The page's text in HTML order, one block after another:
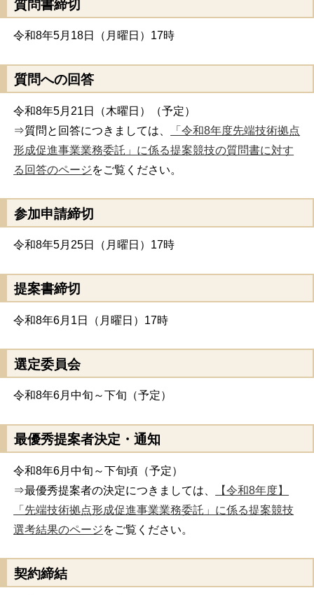
質問書締切
令和8年5月18日（月曜日）17時
質問への回答
令和8年5月21日（木曜日）（予定）
⇒質問と回答につきましては、
「令和8年度先端技術拠点
形成促進事業業務委託」に係る提案競技の質問書に対す
る回答のページをご覧ください。
参加申請締切
令和8年5月25日（月曜日）17時
提案書締切
令和8年6月1日（月曜日）17時
選定委員会
令和8年6月中旬～下旬（予定）
最優秀提案者決定・通知
令和8年6月中旬～下旬頃（予定）
⇒最優秀提案者の決定につきましては、
【令和8年度】
「先端技術拠点形成促進事業業務委託」に係る提案競技
選考結果のページをご覧ください。
契約締結